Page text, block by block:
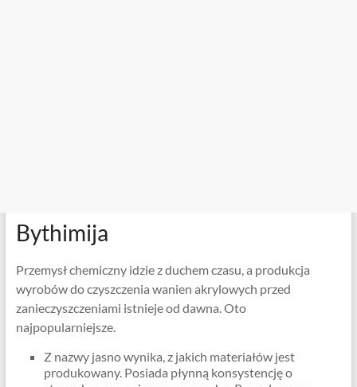
Bythimija
Przemysł chemiczny idzie z duchem czasu, a produkcja
wyrobów do czyszczenia wanien akrylowych przed
zanieczyszczeniami istnieje od dawna. Oto
najpopularniejsze.
Z nazwy jasno wynika, z jakich materiałów jest
produkowany. Posiada płynną konsystencję o